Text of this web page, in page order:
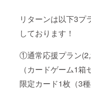
リターンは以下3プ
しております！
①通常応援プラン
（カードゲーム1箱
限定カード1枚（3